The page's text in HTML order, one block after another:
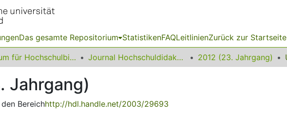
Das gesamte Repositorium StatistikenFAQLeitlinienZurück zur Startseite
Zentrum für Hochschulbildung (zhb) Journal Hochschuldidaktik 2012 (23. Jahrgang)
Jahrgang)
Bereichhttp://hdl.handle.net/2003/29693